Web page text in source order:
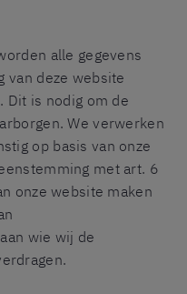
alle gegevens
van deze website
Dit is nodig om de
We verwerken
op basis van onze
met art. 6
onze website maken
wie wij de